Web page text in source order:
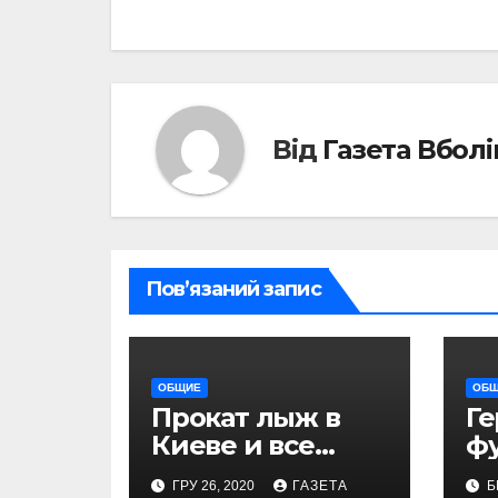
Від Газета
Пов’язаний запис
ОБЩИЕ
Прокат лыж в
Киеве и все
необходимые
ГРУ 26, 2020 ГАЗЕТА